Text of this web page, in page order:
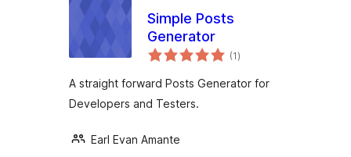
Simple Posts
Generator
(1укупних
оцена
)
A straight forward Posts Generator for
Developers and Testers.
Earl Evan Amante